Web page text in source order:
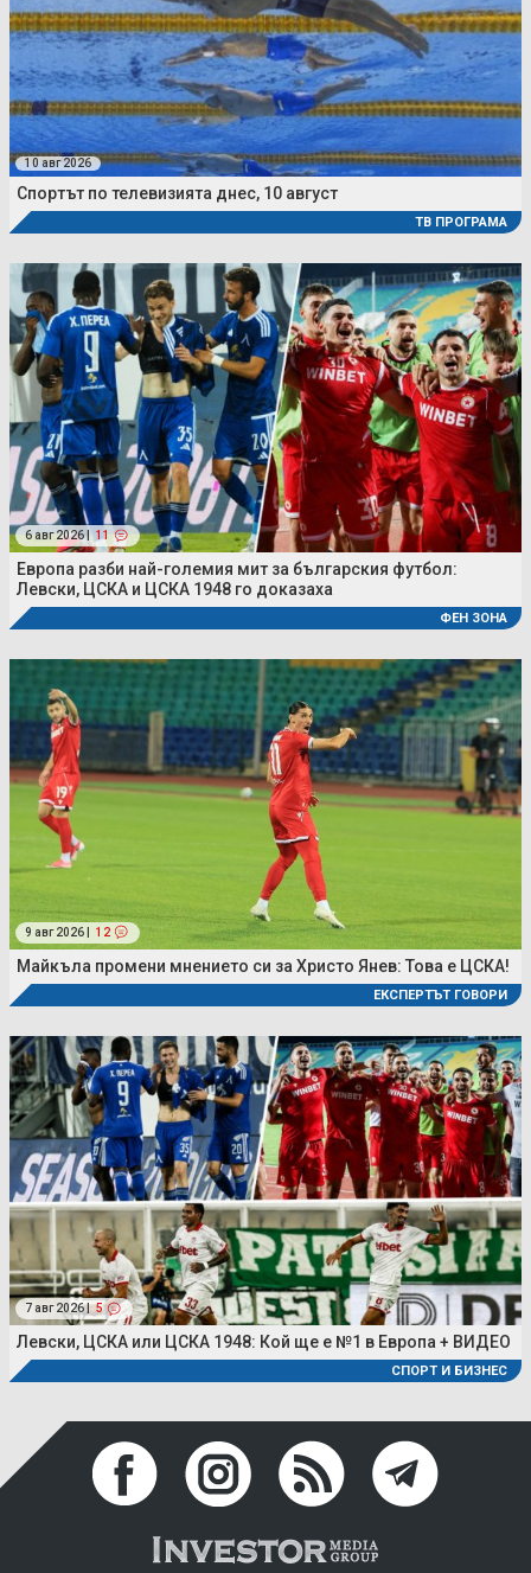
10 авг 2026
Спортът по телевизията днес, 10 август
ТВ ПРОГРАМА
6 авг 2026 | 11
Европа разби най-големия мит за българския футбол:
Левски, ЦСКА и ЦСКА 1948 го доказаха
ФЕН ЗОНА
9 авг 2026 | 12
Майкъла промени мнението си за Христо Янев: Това е ЦСКА!
ЕКСПЕРТЪТ ГОВОРИ
7 авг 2026 | 5
Левски, ЦСКА или ЦСКА 1948: Кой ще е №1 в Европа + ВИДЕО
СПОРТ И БИЗНЕС